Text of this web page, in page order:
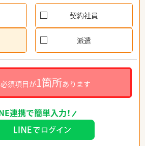
契約社員
派遣
須項目が1箇所あります
連携で簡単入力！